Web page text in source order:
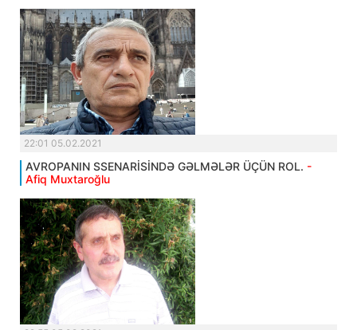
22:01 05.02.2021
AVROPANIN SSENARİSİNDƏ GƏLMƏLƏR ÜÇÜN ROL. -
Afiq Muxtaroğlu